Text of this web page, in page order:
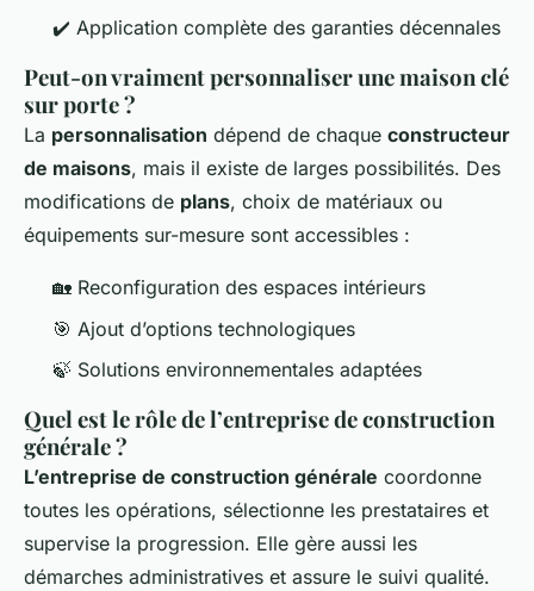
✔️ Application complète des garanties décennales
Peut-on vraiment personnaliser une maison clé
sur porte ?
La personnalisation dépend de chaque constructeur
de maisons, mais il existe de larges possibilités. Des
modifications de plans, choix de matériaux ou
équipements sur-mesure sont accessibles :
🏡 Reconfiguration des espaces intérieurs
🎯 Ajout d’options technologiques
🍃 Solutions environnementales adaptées
Quel est le rôle de l’entreprise de construction
générale ?
L’entreprise de construction générale coordonne
toutes les opérations, sélectionne les prestataires et
supervise la progression. Elle gère aussi les
démarches administratives et assure le suivi qualité.